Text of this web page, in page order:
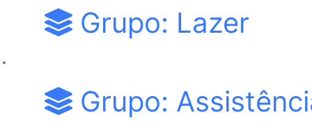
Grupo: Lazer
Grupo: